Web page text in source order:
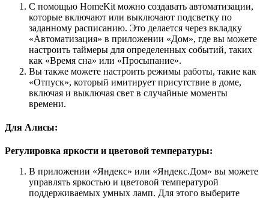
С помощью HomeKit можно создавать автоматизации,
которые включают или выключают подсветку по
заданному расписанию. Это делается через вкладку
«Автоматизация» в приложении «Дом», где вы можете
настроить таймеры для определенных событий, таких
как «Время сна» или «Просыпание».
Вы также можете настроить режимы работы, такие как
«Отпуск», который имитирует присутствие в доме,
включая и выключая свет в случайные моменты
времени.
Для Алисы:
Регулировка яркости и цветовой температуры:
В приложении «Яндекс» или «Яндекс.Дом» вы можете
управлять яркостью и цветовой температурой
поддерживаемых умных ламп. Для этого выберите